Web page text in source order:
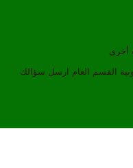
أخرى
القسم العام ارسل سؤالك